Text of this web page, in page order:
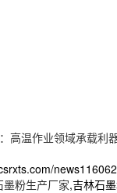
高温作业领域承载利
墨粉生产厂家,吉林石